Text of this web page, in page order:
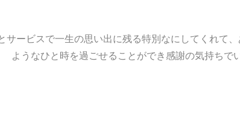
ービスで一生の思い出に残る特別なにしてくれて
ようなひと時を過ごせることができ感謝の気持ちで